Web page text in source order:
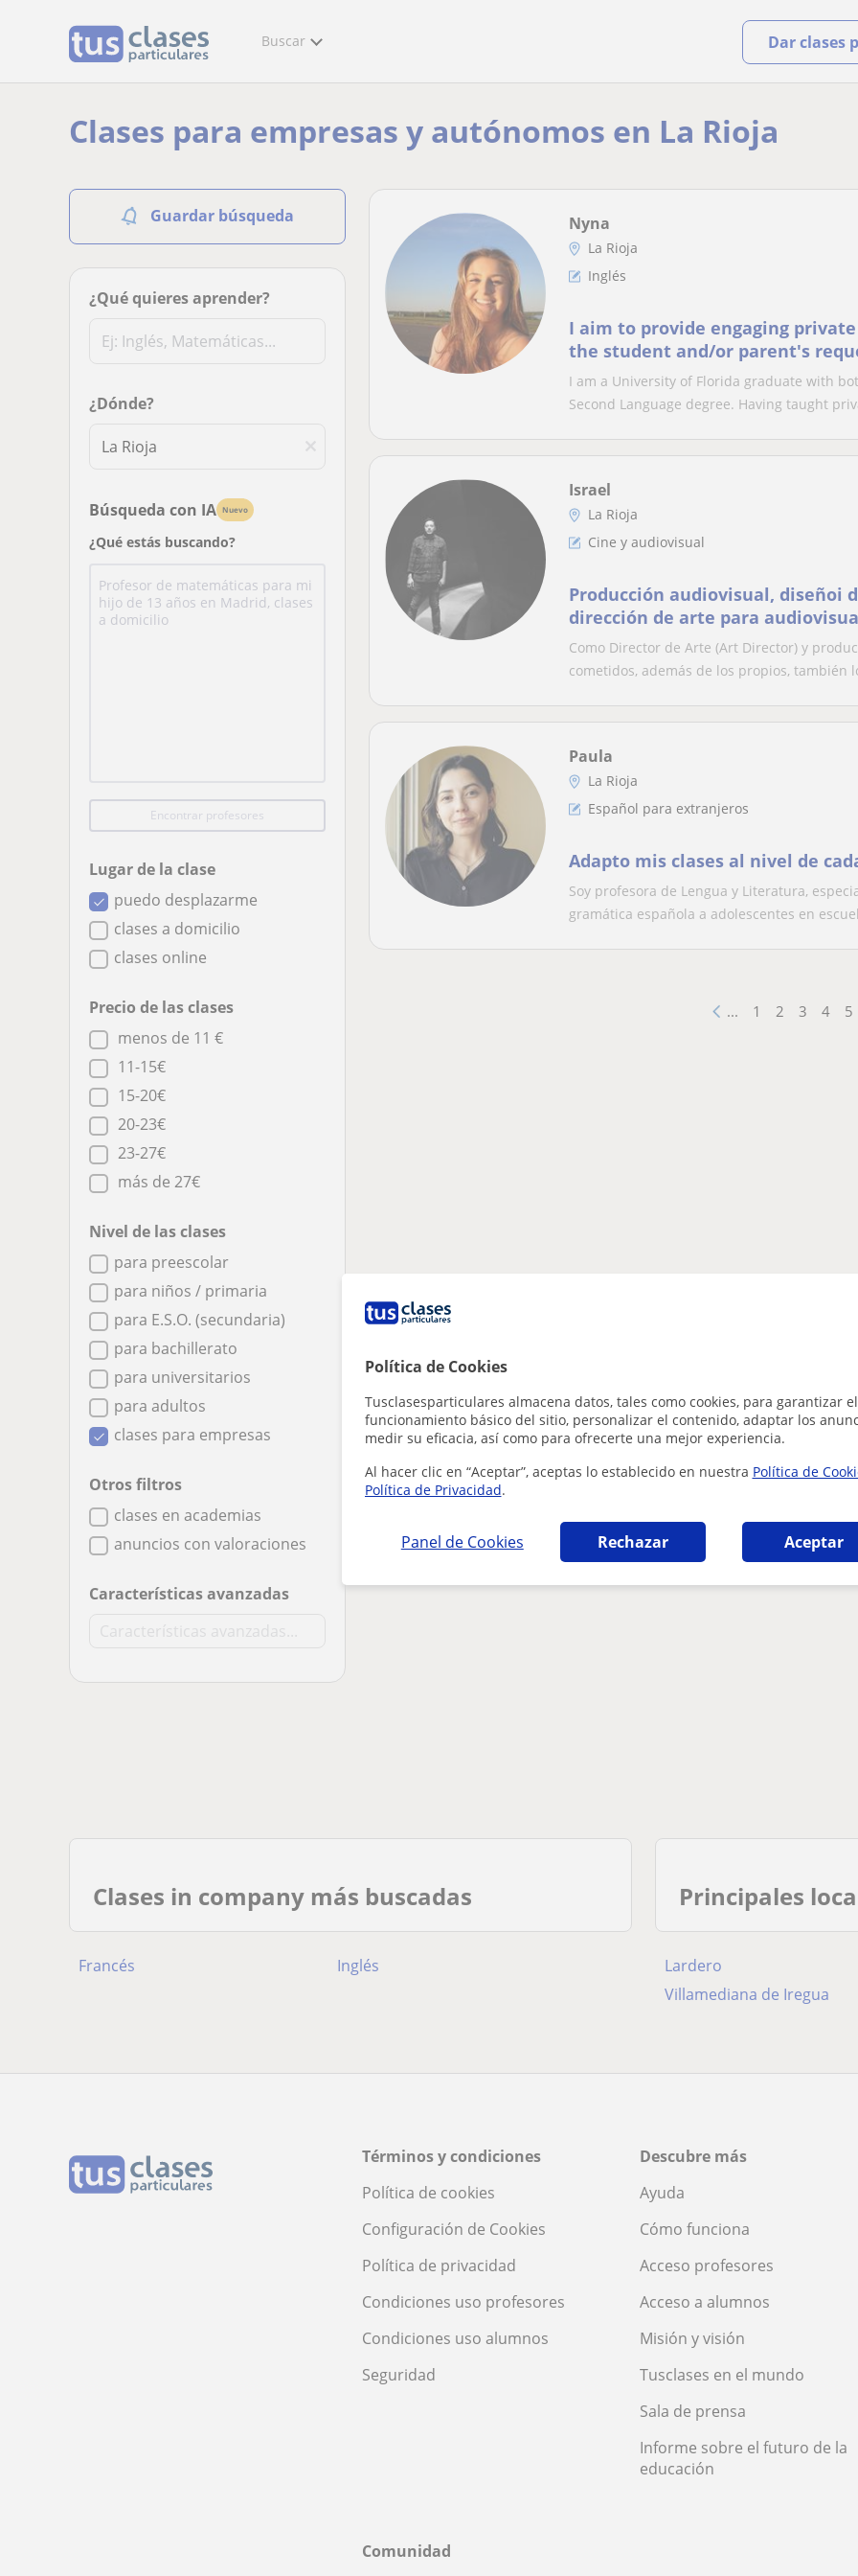
Política de Cookies
Tusclasesparticulares almacena datos, tales como cookies, para garantizar el
funcionamiento básico del sitio, personalizar el contenido, adaptar los
medir su eficacia, así como para ofrecerte una mejor experiencia.
Al hacer clic en “Aceptar”, aceptas lo establecido en nuestra Política de
Política de Privacidad.
Panel de Cookies Rechazar Aceptar
Buscar Dar clases
Clases para empresas y autónomos en La Rioja
Guardar búsqueda
¿Qué quieres aprender?
¿Dónde?
Búsqueda con IA Nuevo
¿Qué estás buscando?
Encontrar profesores
Lugar de la clase
puedo desplazarme
clases a domicilio
clases online
Precio de las clases
menos de 11 €
11-15€
15-20€
20-23€
23-27€
más de 27€
Nivel de las clases
para preescolar
para niños / primaria
para E.S.O. (secundaria)
para bachillerato
para universitarios
para adultos
clases para empresas
Otros filtros
clases en academias
anuncios con valoraciones
Características avanzadas
Nyna
La Rioja
Inglés
I aim to provide engaging
the student and/or parent's
I am a University of Florida graduate with
Second Language degree. Having taught
Israel
La Rioja
Cine y audiovisual
Producción audiovisual, diseñoi
dirección de arte para
Como Director de Arte (Art Director) y
cometidos, además de los propios, también
Paula
La Rioja
Español para extranjeros
Adapto mis clases al nivel de
Soy profesora de Lengua y Literatura,
gramática española a adolescentes en
... 1 2 3 4 5
Clases in company más buscadas
Francés Inglés
Principales
Lardero
Villamediana de Iregua
Términos y condiciones
Política de cookies
Configuración de Cookies
Política de privacidad
Condiciones uso profesores
Condiciones uso alumnos
Seguridad
Descubre más
Ayuda
Cómo funciona
Acceso profesores
Acceso a alumnos
Misión y visión
Tusclases en el mundo
Sala de prensa
Informe sobre el futuro de la
educación
Comunidad